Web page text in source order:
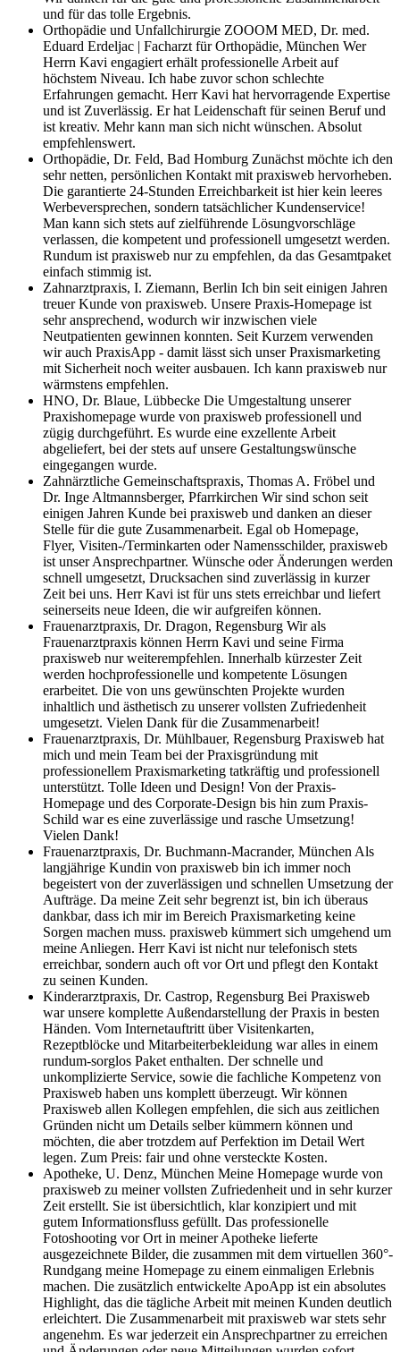
und für das tolle Ergebnis.
Orthopädie und Unfallchirurgie ZOOOM MED, Dr. med.
Eduard Erdeljac | Facharzt für Orthopädie, München Wer
Herrn Kavi engagiert erhält professionelle Arbeit auf
höchstem Niveau. Ich habe zuvor schon schlechte
Erfahrungen gemacht. Herr Kavi hat hervorragende Expertise
und ist Zuverlässig. Er hat Leidenschaft für seinen Beruf und
ist kreativ. Mehr kann man sich nicht wünschen. Absolut
empfehlenswert.
Orthopädie, Dr. Feld, Bad Homburg Zunächst möchte ich den
sehr netten, persönlichen Kontakt mit praxisweb hervorheben.
Die garantierte 24-Stunden Erreichbarkeit ist hier kein leeres
Werbeversprechen, sondern tatsächlicher Kundenservice!
Man kann sich stets auf zielführende Lösungvorschläge
verlassen, die kompetent und professionell umgesetzt werden.
Rundum ist praxisweb nur zu empfehlen, da das Gesamtpaket
einfach stimmig ist.
Zahnarztpraxis, I. Ziemann, Berlin Ich bin seit einigen Jahren
treuer Kunde von praxisweb. Unsere Praxis-Homepage ist
sehr ansprechend, wodurch wir inzwischen viele
Neutpatienten gewinnen konnten. Seit Kurzem verwenden
wir auch PraxisApp - damit lässt sich unser Praxismarketing
mit Sicherheit noch weiter ausbauen. Ich kann praxisweb nur
wärmstens empfehlen.
HNO, Dr. Blaue, Lübbecke Die Umgestaltung unserer
Praxishomepage wurde von praxisweb professionell und
zügig durchgeführt. Es wurde eine exzellente Arbeit
abgeliefert, bei der stets auf unsere Gestaltungswünsche
eingegangen wurde.
Zahnärztliche Gemeinschaftspraxis, Thomas A. Fröbel und
Dr. Inge Altmannsberger, Pfarrkirchen Wir sind schon seit
einigen Jahren Kunde bei praxisweb und danken an dieser
Stelle für die gute Zusammenarbeit. Egal ob Homepage,
Flyer, Visiten-/Terminkarten oder Namensschilder, praxisweb
ist unser Ansprechpartner. Wünsche oder Änderungen werden
schnell umgesetzt, Drucksachen sind zuverlässig in kurzer
Zeit bei uns. Herr Kavi ist für uns stets erreichbar und liefert
seinerseits neue Ideen, die wir aufgreifen können.
Frauenarztpraxis, Dr. Dragon, Regensburg Wir als
Frauenarztpraxis können Herrn Kavi und seine Firma
praxisweb nur weiterempfehlen. Innerhalb kürzester Zeit
werden hochprofessionelle und kompetente Lösungen
erarbeitet. Die von uns gewünschten Projekte wurden
inhaltlich und ästhetisch zu unserer vollsten Zufriedenheit
umgesetzt. Vielen Dank für die Zusammenarbeit!
Frauenarztpraxis, Dr. Mühlbauer, Regensburg Praxisweb hat
mich und mein Team bei der Praxisgründung mit
professionellem Praxismarketing tatkräftig und professionell
unterstützt. Tolle Ideen und Design! Von der Praxis-
Homepage und des Corporate-Design bis hin zum Praxis-
Schild war es eine zuverlässige und rasche Umsetzung!
Vielen Dank!
Frauenarztpraxis, Dr. Buchmann-Macrander, München Als
langjährige Kundin von praxisweb bin ich immer noch
begeistert von der zuverlässigen und schnellen Umsetzung der
Aufträge. Da meine Zeit sehr begrenzt ist, bin ich überaus
dankbar, dass ich mir im Bereich Praxismarketing keine
Sorgen machen muss. praxisweb kümmert sich umgehend um
meine Anliegen. Herr Kavi ist nicht nur telefonisch stets
erreichbar, sondern auch oft vor Ort und pflegt den Kontakt
zu seinen Kunden.
Kinderarztpraxis, Dr. Castrop, Regensburg Bei Praxisweb
war unsere komplette Außendarstellung der Praxis in besten
Händen. Vom Internetauftritt über Visitenkarten,
Rezeptblöcke und Mitarbeiterbekleidung war alles in einem
rundum-sorglos Paket enthalten. Der schnelle und
unkomplizierte Service, sowie die fachliche Kompetenz von
Praxisweb haben uns komplett überzeugt. Wir können
Praxisweb allen Kollegen empfehlen, die sich aus zeitlichen
Gründen nicht um Details selber kümmern können und
möchten, die aber trotzdem auf Perfektion im Detail Wert
legen. Zum Preis: fair und ohne versteckte Kosten.
Apotheke, U. Denz, München Meine Homepage wurde von
praxisweb zu meiner vollsten Zufriedenheit und in sehr kurzer
Zeit erstellt. Sie ist übersichtlich, klar konzipiert und mit
gutem Informationsfluss gefüllt. Das professionelle
Fotoshooting vor Ort in meiner Apotheke lieferte
ausgezeichnete Bilder, die zusammen mit dem virtuellen 360°-
Rundgang meine Homepage zu einem einmaligen Erlebnis
machen. Die zusätzlich entwickelte ApoApp ist ein absolutes
Highlight, das die tägliche Arbeit mit meinen Kunden deutlich
erleichtert. Die Zusammenarbeit mit praxisweb war stets sehr
angenehm. Es war jederzeit ein Ansprechpartner zu erreichen